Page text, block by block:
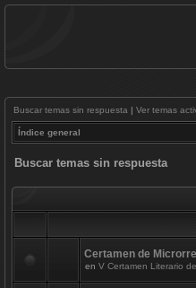
Buscar temas sin respuesta | Ver temas
Índice general
Buscar temas sin respuesta
Certamen de
en V Certamen Literario